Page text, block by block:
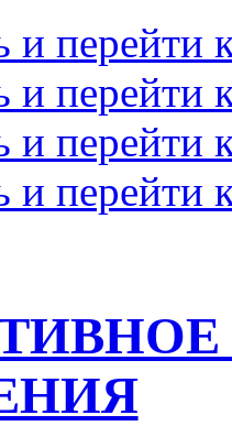
и перейти
и перейти
и перейти
и перейти